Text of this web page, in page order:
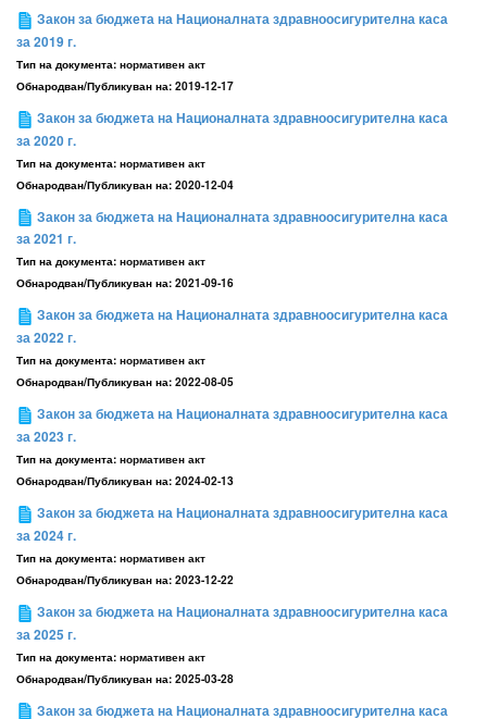
Закон за бюджета на Националната здравноосигурителна каса
за 2019 г.
Тип на документа: нормативен акт
Обнародван/Публикуван на: 2019-12-17
Закон за бюджета на Националната здравноосигурителна каса
за 2020 г.
Тип на документа: нормативен акт
Обнародван/Публикуван на: 2020-12-04
Закон за бюджета на Националната здравноосигурителна каса
за 2021 г.
Тип на документа: нормативен акт
Обнародван/Публикуван на: 2021-09-16
Закон за бюджета на Националната здравноосигурителна каса
за 2022 г.
Тип на документа: нормативен акт
Обнародван/Публикуван на: 2022-08-05
Закон за бюджета на Националната здравноосигурителна каса
за 2023 г.
Тип на документа: нормативен акт
Обнародван/Публикуван на: 2024-02-13
Закон за бюджета на Националната здравноосигурителна каса
за 2024 г.
Тип на документа: нормативен акт
Обнародван/Публикуван на: 2023-12-22
Закон за бюджета на Националната здравноосигурителна каса
за 2025 г.
Тип на документа: нормативен акт
Обнародван/Публикуван на: 2025-03-28
Закон за бюджета на Националната здравноосигурителна каса